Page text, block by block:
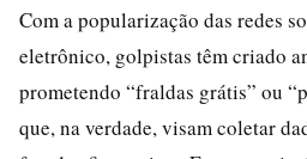
Com a popularização das redes
eletrônico, golpistas têm criado
prometendo “fraldas grátis” ou
que, na verdade, visam coletar